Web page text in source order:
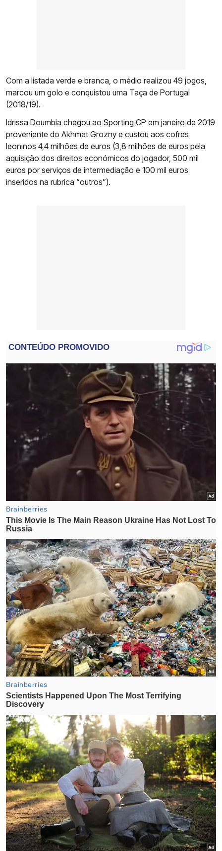
Com a listada verde e branca, o médio realizou 49 jogos,
marcou um golo e conquistou uma Taça de Portugal
(2018/19).
Idrissa Doumbia chegou ao Sporting CP em janeiro de 2019
proveniente do Akhmat Grozny e custou aos cofres
leoninos 4,4 milhões de euros (3,8 milhões de euros pela
aquisição dos direitos económicos do jogador, 500 mil
euros por serviços de intermediação e 100 mil euros
inseridos na rubrica “outros”).